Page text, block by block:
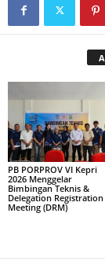
PB PORPROV VI Kepri
2026 Menggelar
Bimbingan Teknis &
Delegation Registration
Meeting (DRM)